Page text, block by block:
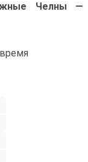
Челны —